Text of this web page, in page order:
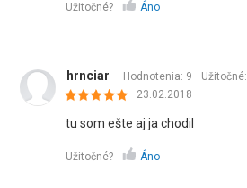
Užitočné? Áno
hrnciar Hodnotenia: 9 Užitočné:
23.02.2018
tu som ešte aj ja chodil
Užitočné? Áno